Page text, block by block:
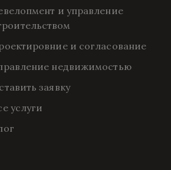
и управление
и согласование
недвижимостью
заявку
услуги